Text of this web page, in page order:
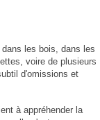
les bois, dans les
voire de plusieurs
d'omissions et
à appréhender la